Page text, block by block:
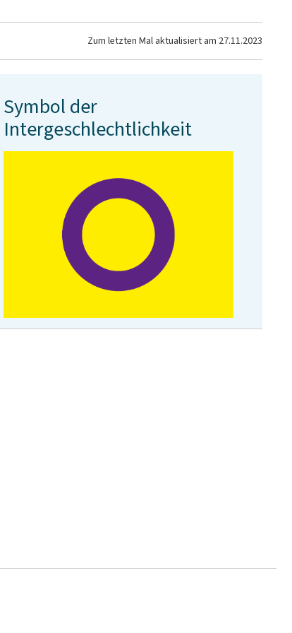
Zum letzten Mal aktualisiert am 27.11.2023
Symbol der
Intergeschlechtlichkeit